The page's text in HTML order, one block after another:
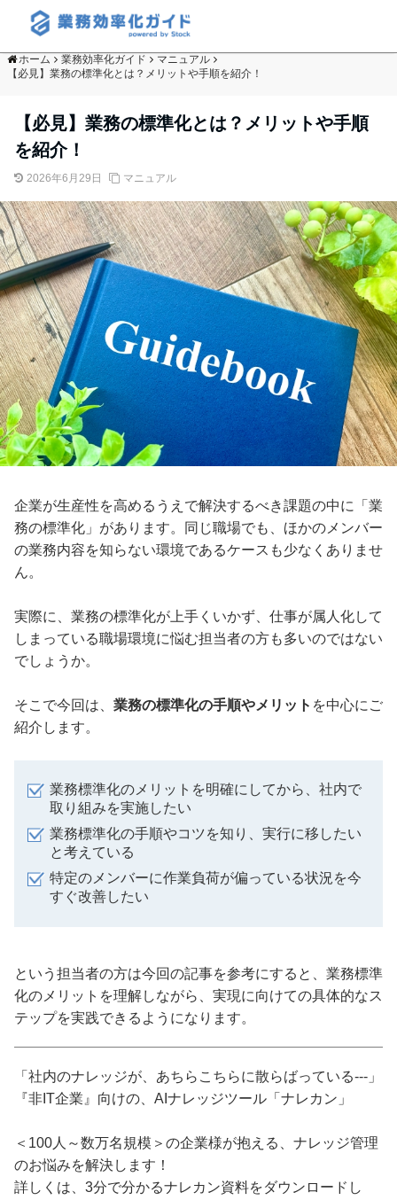
ホーム 業務効率化ガイド
マニュアル
【必見】業務の標準化とは？メリットや手順を紹介！
【必見】業務の標準化とは？メリットや手順
を紹介！
2026年6月29日 マニュアル
企業が生産性を高めるうえで解決するべき課題の中に「業
務の標準化」があります。同じ職場でも、ほかのメンバー
の業務内容を知らない環境であるケースも少なくありませ
ん。
実際に、業務の標準化が上手くいかず、仕事が属人化して
しまっている職場環境に悩む担当者の方も多いのではない
でしょうか。
そこで今回は、 業務の標準化の手順やメリット を中心にご
紹介します。
業務標準化のメリットを明確にしてから、社内で
取り組みを実施したい
業務標準化の手順やコツを知り、実行に移したい
と考えている
特定のメンバーに作業負荷が偏っている状況を今
すぐ改善したい
という担当者の方は今回の記事を参考にすると、業務標準
化のメリットを理解しながら、実現に向けての具体的なス
テップを実践できるようになります。
「社内のナレッジが、あちらこちらに散らばっている---」
『非IT企業』向けの、AIナレッジツール「ナレカン」
＜100人～数万名規模＞の企業様が抱える、ナレッジ管理
のお悩みを解決します！
詳しくは、3分で分かるナレカン資料をダウンロードし